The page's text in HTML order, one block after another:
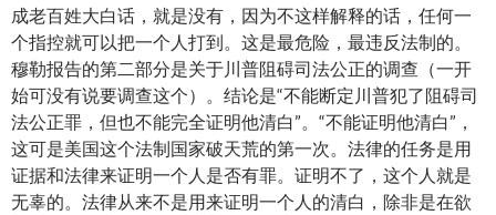
成老百姓大白话，就是没有，因为不这样解释的话，任何一
个指控就可以把一个人打到。这是最危险，最违反法制的。
穆勒报告的第二部分是关于川普阻碍司法公正的调查（一开
始可没有说要调查这个）。结论是“不能断定川普犯了阻碍司
法公正罪，但也不能完全证明他清白”。“不能证明他清白”，
这可是美国这个法制国家破天荒的第一次。法律的任务是用
证据和法律来证明一个人是否有罪。证明不了，这个人就是
无辜的。法律从来不是用来证明一个人的清白，除非是在欲